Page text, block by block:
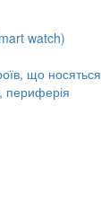
watch)
що носяться
периферія